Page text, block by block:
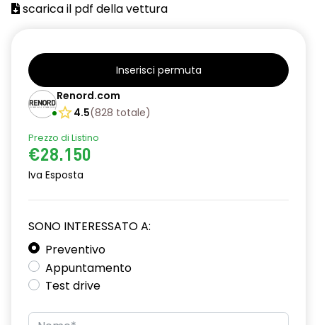
commutazione automatica abbaglianti/ anabbaglianti
distance warning avviso distanza di sicurezza
driver display 10''
eCall funzionalità soggetta a copertura di rete;
compatibilità 2G/3G o 4G/5G a seconda del veicolo
emergency lane keep assist assistenza d'emergenza al
mantenimento della corsia
integrata
freno di stazionamento elettrico con funzione Auto-Hold
hands-free card per apertura/chiusura porte e avviamento
motore
HAR02
scarica il pdf della vettura
Inserisci permuta
Renord.com
4.5(828 totale)
Prezzo di Listino
€28.150
Iva Esposta
SONO INTERESSATO A:
Preventivo
Appuntamento
Test drive